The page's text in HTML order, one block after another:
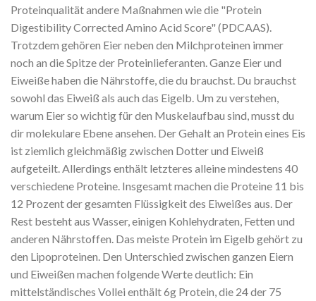
Proteinqualität andere Maßnahmen wie die "Protein
Digestibility Corrected Amino Acid Score" (PDCAAS).
Trotzdem gehören Eier neben den Milchproteinen immer
noch an die Spitze der Proteinlieferanten. Ganze Eier und
Eiweiße haben die Nährstoffe, die du brauchst. Du brauchst
sowohl das Eiweiß als auch das Eigelb. Um zu verstehen,
warum Eier so wichtig für den Muskelaufbau sind, musst du
dir molekulare Ebene ansehen. Der Gehalt an Protein eines Eis
ist ziemlich gleichmäßig zwischen Dotter und Eiweiß
aufgeteilt. Allerdings enthält letzteres alleine mindestens 40
verschiedene Proteine. Insgesamt machen die Proteine 11 bis
12 Prozent der gesamten Flüssigkeit des Eiweißes aus. Der
Rest besteht aus Wasser, einigen Kohlehydraten, Fetten und
anderen Nährstoffen. Das meiste Protein im Eigelb gehört zu
den Lipoproteinen. Den Unterschied zwischen ganzen Eiern
und Eiweißen machen folgende Werte deutlich: Ein
mittelständisches Vollei enthält 6g Protein, die 24 der 75